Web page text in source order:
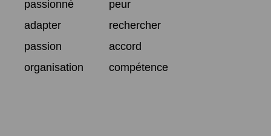
passionné
peur
adapter
rechercher
passion
accord
organisation
compétence